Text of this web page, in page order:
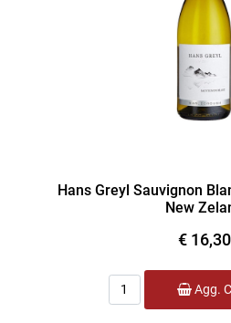
Hans Greyl Sauvignon
New
€ 16,30
Quantità
Agg.